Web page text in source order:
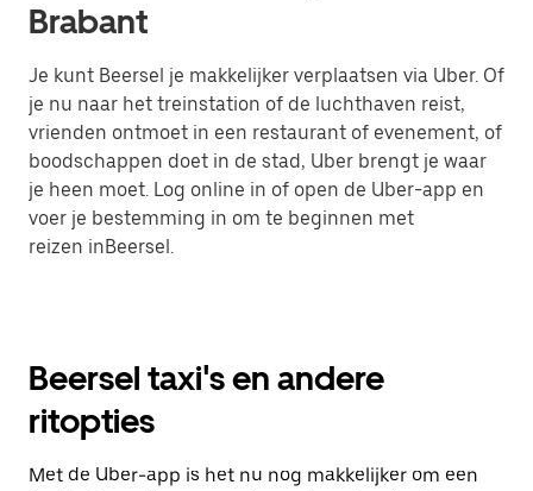
Brabant
Je kunt Beersel je makkelijker verplaatsen via Uber. Of
je nu naar het treinstation of de luchthaven reist,
vrienden ontmoet in een restaurant of evenement, of
boodschappen doet in de stad, Uber brengt je waar
je heen moet. Log online in of open de Uber-app en
voer je bestemming in om te beginnen met
reizen inBeersel.
Beersel taxi's en andere
ritopties
Met de Uber-app is het nu nog makkelijker om een